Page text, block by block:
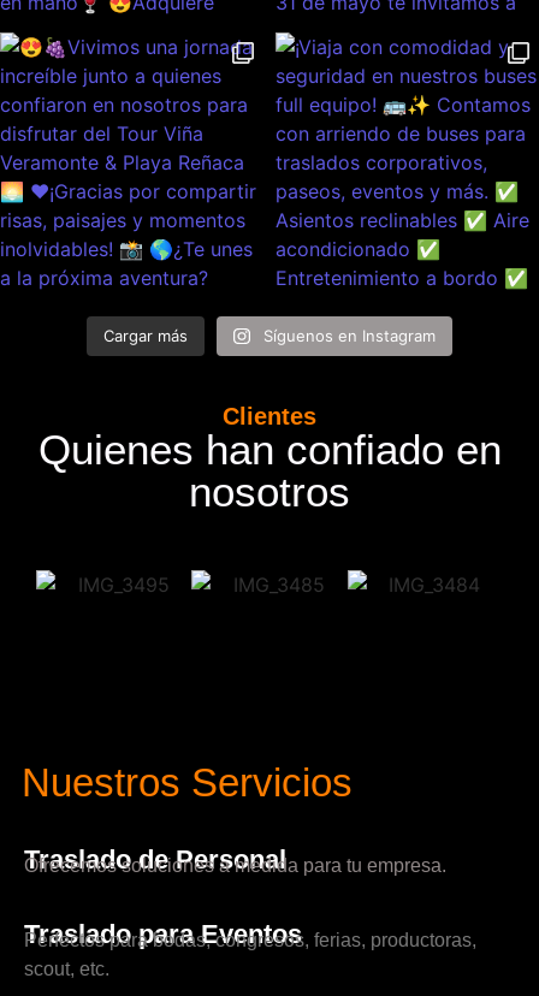
Cargar más Síguenos en Instagram
Clientes
Quienes han confiado en
nosotros
Nuestros Servicios
Traslado de Personal
Ofrecemos soluciones a medida para tu empresa.
Traslado para Eventos
Perfectos para bodas, congresos, ferias, productoras,
scout, etc.